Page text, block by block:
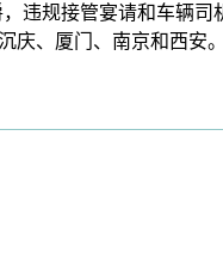
规接管宴请和车辆司
庆、厦门、南京和西安